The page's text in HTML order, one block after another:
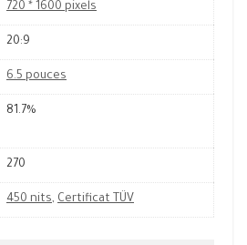
720 * 1600 pixels
20:9
6.5 pouces
81.7%
270
450 nits, Certificat TÜV